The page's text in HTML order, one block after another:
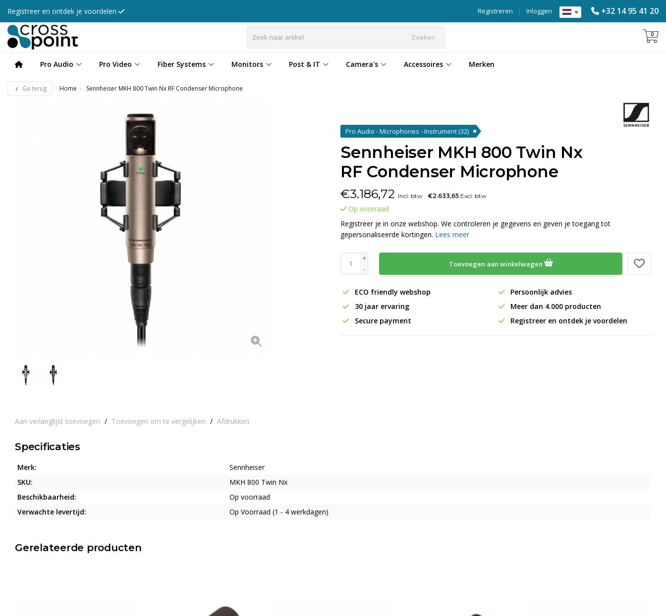
Registreer en ontdek je voordelen +32 14 95 41 20
Inloggen
|
Registreren
Zoeken 0
Pro Audio Pro Video Fiber Systems Monitors Post & IT Camera's Accessoires Merken
Ga terug Home Sennheiser MKH 800 Twin Nx RF Condenser Microphone
Aan verlanglijst toevoegen / Toevoegen om te vergelijken / Afdrukken
Pro Audio - Microphones - Instrument(32)
Sennheiser MKH 800 Twin Nx
RF Condenser Microphone
€3.186,72 Incl. btw €2.633,65 Excl. btw
Op voorraad
Registreer je in onze webshop. We controleren je gegevens en geven je toegang tot
gepersonaliseerde kortingen. Lees meer
+
-
Toevoegen aan winkelwagen
ECO friendly webshop
Persoonlijk advies
30 jaar ervaring
Meer dan 4.000 producten
Secure payment
Registreer en ontdek je voordelen
Specificaties
Merk:
Sennheiser
SKU:
MKH 800 Twin Nx
Beschikbaarheid:
Op voorraad
Verwachte levertijd:
Op Voorraad (1 - 4 werkdagen)
Gerelateerde producten